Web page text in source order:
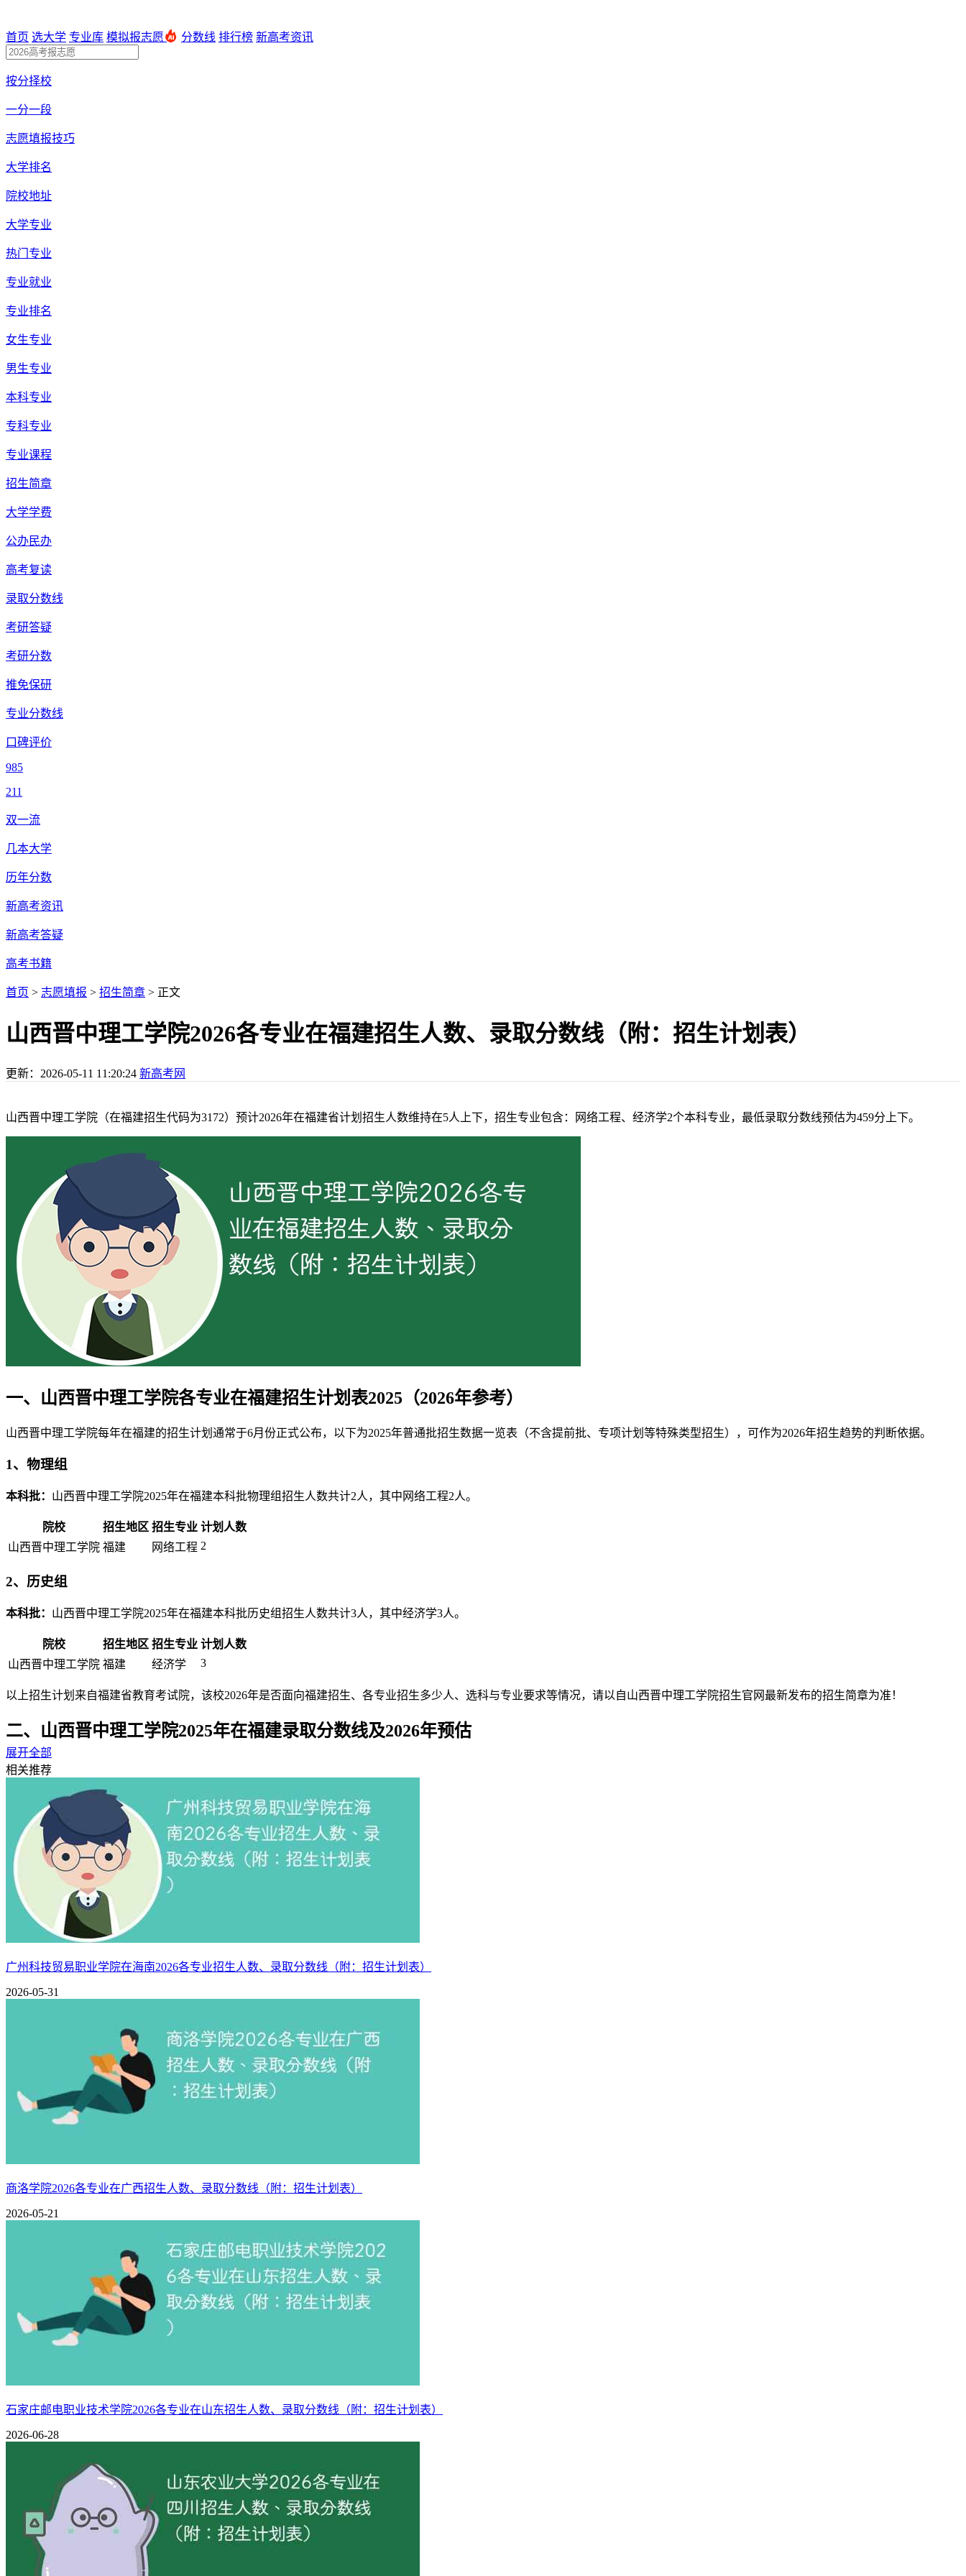
首页 选大学 专业库 模拟报志愿 分数线 排行榜 新高考资讯
按分择校
一分一段
志愿填报技巧
大学排名
院校地址
大学专业
热门专业
专业就业
专业排名
女生专业
男生专业
本科专业
专科专业
专业课程
招生简章
大学学费
公办民办
高考复读
录取分数线
考研答疑
考研分数
推免保研
专业分数线
口碑评价
985
211
双一流
几本大学
历年分数
新高考资讯
新高考答疑
高考书籍
首页 > 志愿填报 > 招生简章 > 正文
山西晋中理工学院2026各专业在福建招生人数、录取分数线（附：招生计划表）
更新： 2026-05-11 11:20:24 新高考网
山西晋中理工学院（在福建招生代码为3172）预计2026年在福建省计划招生人数维持在5人上下，招生专业包含：网络工程、经济学2个本科专业，最低录取分数线预估为459分上下。
一、山西晋中理工学院各专业在福建招生计划表2025（2026年参考）
山西晋中理工学院每年在福建的招生计划通常于6月份正式公布，以下为2025年普通批招生数据一览表（不含提前批、专项计划等特殊类型招生），可作为2026年招生趋势的判断依据。
1、物理组
本科批： 山西晋中理工学院2025年在福建本科批物理组招生人数共计2人，其中网络工程2人。
院校 招生地区 招生专业 计划人数
山西晋中理工学院 福建 网络工程 2
2、历史组
本科批： 山西晋中理工学院2025年在福建本科批历史组招生人数共计3人，其中经济学3人。
院校 招生地区 招生专业 计划人数
山西晋中理工学院 福建 经济学 3
以上招生计划来自福建省教育考试院，该校2026年是否面向福建招生、各专业招生多少人、选科与专业要求等情况，请以自山西晋中理工学院招生官网最新发布的招生简章为准！
二、山西晋中理工学院2025年在福建录取分数线及2026年预估
山西晋中理工学院2026年的录取分数线，要等到今年高考录取工作结束后才会正式公布。至于今年福建考生报考该校需要多少分才能被录取，可以参考2025年的普通批招生数据。
（一）2025年录取分数线（普通批）
2025年山西晋中理工学院在福建省的录取分数线及位次如下：
历史组：（本科批）最低458分，全省位次23671名。
物理组：（本科批）最低478分，全省位次87828名。
（二）2026年录取分数线趋势预测
该预测不代表2026年实际招生分数，最终录取分数线以当年山西晋中理工学院公告为准。
山西晋中理工学院各专业录取分数线2024（录取最低分是多少）
山西晋中理工学院2025年在福建录取分数线是多少（2025~2023近三年分数位次）
展开全部
相关推荐
广州科技贸易职业学院在海南2026各专业招生人数、录取分数线（附：招生计划表）
2026-05-31
商洛学院2026各专业在广西招生人数、录取分数线（附：招生计划表）
2026-05-21
石家庄邮电职业技术学院2026各专业在山东招生人数、录取分数线（附：招生计划表）
2026-06-28